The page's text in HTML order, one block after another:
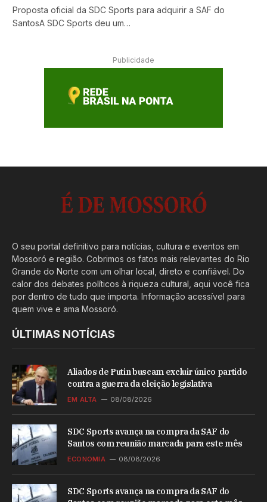
Proposta oficial da SDC Sports para adquirir a SAF do
SantosA SDC Sports deu um…
Publicidade
O seu portal definitivo para notícias, cultura e eventos em
Mossoró e região. Cobrimos os fatos mais relevantes do Rio
Grande do Norte com um olhar local, direto e confiável. Do
calor dos debates políticos à riqueza cultural, aqui você fica
por dentro de tudo que importa. Informação acessível para
quem vive e ama Mossoró.
ÚLTIMAS NOTÍCIAS
Aliados de Putin buscam excluir único partido
contra a guerra da eleição legislativa
EM ALTA 08/08/2026
SDC Sports avança na compra da SAF do
Santos com reunião marcada para este mês
ECONOMIA 08/08/2026
SDC Sports avança na compra da SAF do